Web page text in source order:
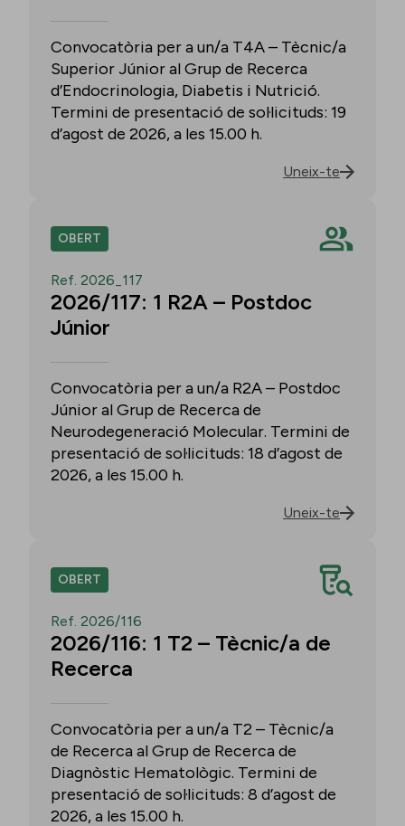
Convocatòria per a un/a T4A – Tècnic/a
Superior Júnior al Grup de Recerca
d’Endocrinologia, Diabetis i Nutrició.
Termini de presentació de sol·licituds: 19
d’agost de 2026, a les 15.00 h.
Uneix-te
OBERT
Ref. 2026_117
2026/117: 1 R2A – Postdoc
Júnior
Convocatòria per a un/a R2A – Postdoc
Júnior al Grup de Recerca de
Neurodegeneració Molecular. Termini de
presentació de sol·licituds: 18 d’agost de
2026, a les 15.00 h.
Uneix-te
OBERT
Ref. 2026/116
2026/116: 1 T2 – Tècnic/a de
Recerca
Convocatòria per a un/a T2 – Tècnic/a
de Recerca al Grup de Recerca de
Diagnòstic Hematològic. Termini de
presentació de sol·licituds: 8 d’agost de
2026, a les 15.00 h.